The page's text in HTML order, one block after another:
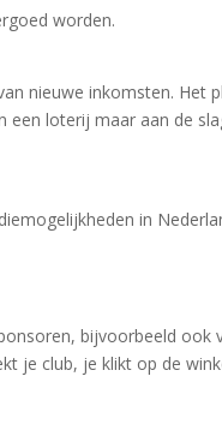
worden.
nieuwe inkomsten. Het
loterij maar aan de
in
bijvoorbeeld ook
je club, je klikt op de